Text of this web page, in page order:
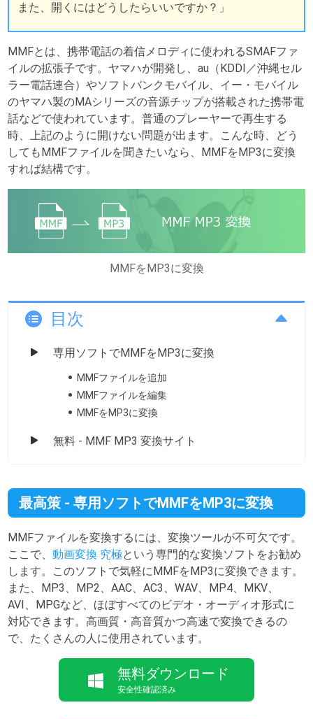
また、開くにはどうしたらいいですか？」
MMFとは、携帯電話の着信メロディに使われるSMAFファ
イルの拡張子です。ヤマハが開発し、au（KDDI／沖縄セル
ラー電話連合）やソフトバンクモバイル、イー・モバイル
のヤマハ製のMAシリーズの音源チップが搭載された携帯電
話などで使われています。普通のプレーヤーで再生する
時、上記のように開けない問題が出ます。こんな時、どう
してもMMFファイルを聞きたいなら、MMFをMP3に変換
すれば結構です。
MMFをMP3に変換
目次
専用ソフトでMMFをMP3に変換
MMFファイルを追加
MMFファイルを編集
MMFをMP3に変換
無料 - MMF MP3 変換サイト
最高策 - 専用ソフトでMMFをMP3に変換
MMFファイルを変換するには、変換ツールが不可欠です。
ここで、動画変換 究極という専門的な変換ソフトをお勧め
します。このソフトで気軽にMMFをMP3に変換できます。
また、MP3、MP2、AAC、AC3、WAV、MP4、MKV、
AVI、MPGなど、ほぼすべてのビデオ・オーディオ形式に
対応できます。高画質・高音質かつ高速で変換できるの
で、たくさんの人に使用されています。
無料ダウンロード
安全性確認済み